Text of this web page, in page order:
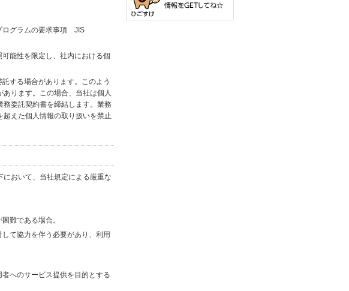
ログラムの要求事項 JIS
能性を限定し、社内における個
する場合があります。このよう
ります。この場合、当社は個人
委託契約書を締結します。業務
えた個人情報の取り扱いを禁止
おいて、当社規定による厳重な
難である場合。
て協力を伴う必要があり、利用
へのサービス提供を目的とする